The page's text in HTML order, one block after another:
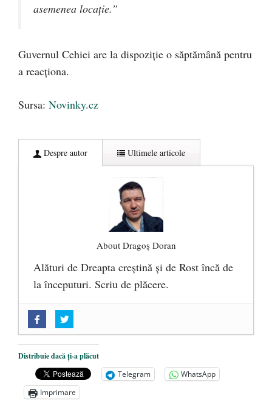
asemenea locație.”
Guvernul Cehiei are la dispoziție o săptămână pentru
a reacționa.
Sursa: Novinky.cz
Despre autor Ultimele articole
About Dragoș Doran
Alături de Dreapta creștină și de Rost încă de
la începuturi. Scriu de plăcere.
„Acum nu e momentul”
amazoniană, pentru summitul climatic
COP30 - 14 martie 2025
Alegeri controlate
Distribuie dacă ți-a plăcut
Telegram
WhatsApp
Imprimare